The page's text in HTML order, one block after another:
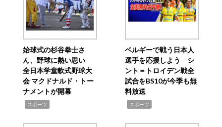
始球式の杉谷拳士さ
ん、野球に熱い思い
全日本学童軟式野球大
会 マクドナルド・トー
ナメントが開幕
スポーツ
ベルギーで戦う日本人
選手を応援しよう シ
ント＝トロイデン戦全
試合をBS10が今季も無
料放送
スポーツ